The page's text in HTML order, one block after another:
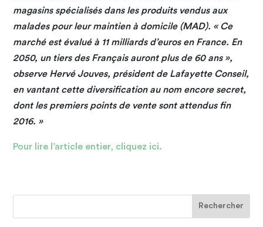
magasins spécialisés dans les produits vendus aux
malades pour leur maintien à domicile (MAD). « Ce
marché est évalué à 11 milliards d’euros en France. En
2050, un tiers des Français auront plus de 60 ans »,
observe Hervé Jouves, président de Lafayette Conseil,
en vantant cette diversification au nom encore secret,
dont les premiers points de vente sont attendus fin
2016. »
Pour lire l’article entier, cliquez ici.